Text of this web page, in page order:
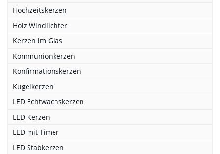
Hochzeitskerzen
Holz Windlichter
Kerzen im Glas
Kommunionkerzen
Konfirmationskerzen
Kugelkerzen
LED Echtwachskerzen
LED Kerzen
LED mit Timer
LED Stabkerzen